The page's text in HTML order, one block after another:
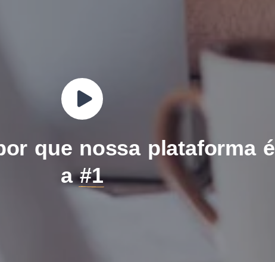
que nossa plataforma é
a#1